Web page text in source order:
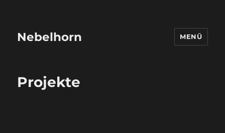
Nebelhorn MENÜ
Projekte